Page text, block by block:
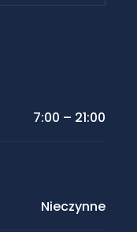
7:00 – 21:00
Nieczynne